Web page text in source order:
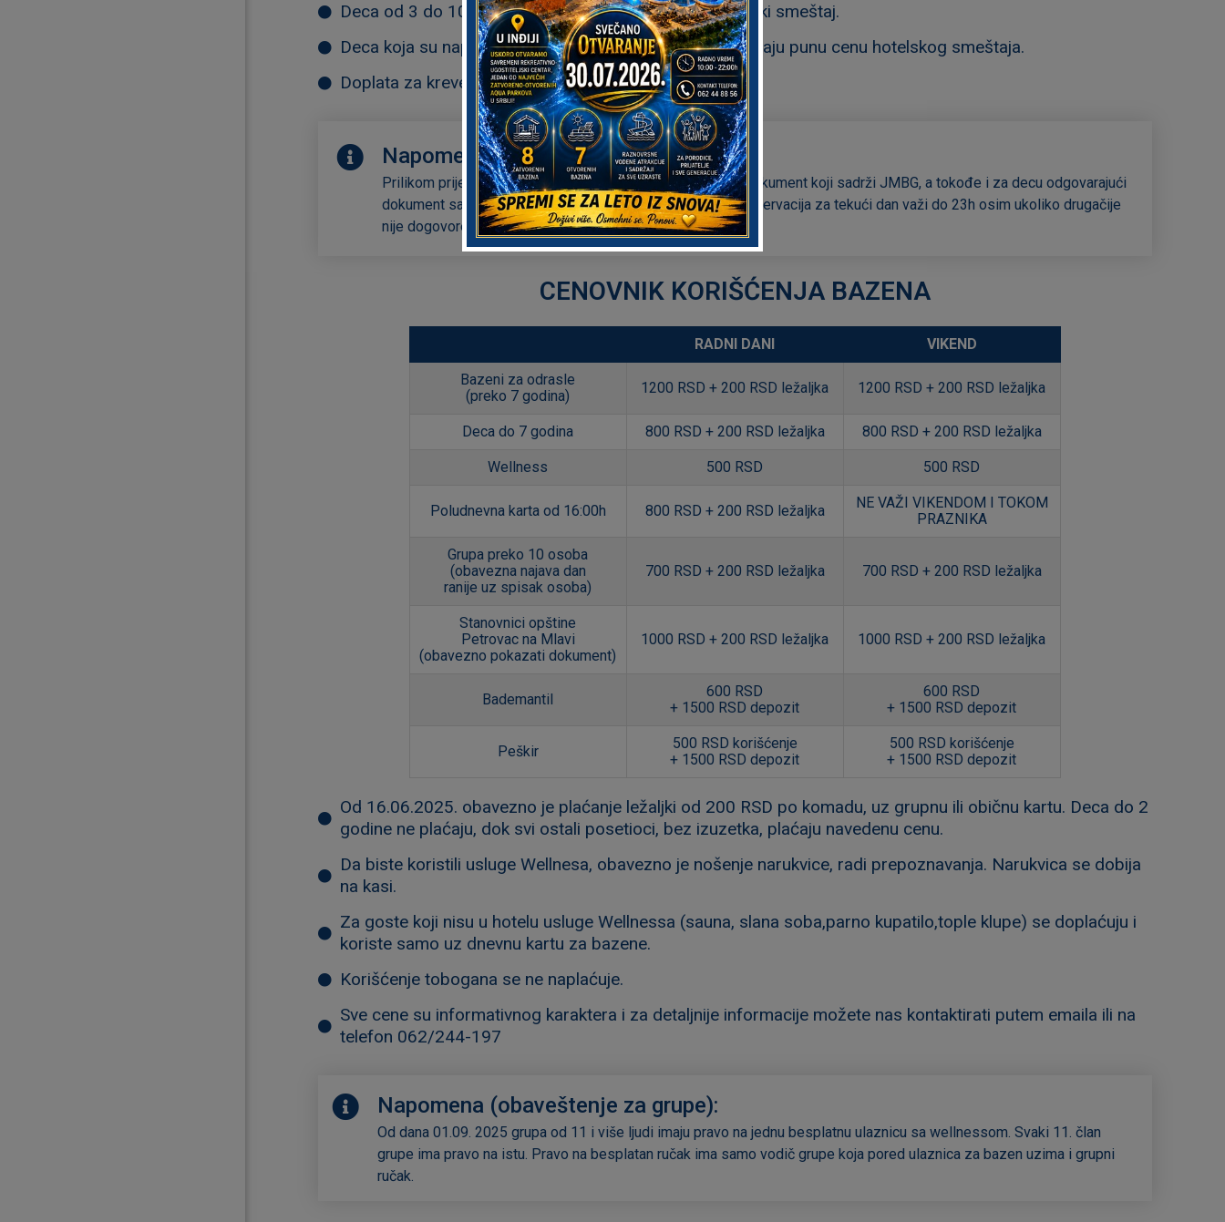
Deca od 3 do 10 godina - imaju 50% popusta na hotelski smeštaj.
Deca koja su napunila 10 godina, kao i starija deca, plaćaju punu cenu hotelskog smeštaja.
Doplata za krevetac 1200 rsd
Napomena
Prilikom prijema na recepciji potrebno je da gosti pokažu dokument koji sadrži JMBG, a tokođe i za decu odgovarajući
dokument sa JMBG-om (pasoš ili zdravstvena knjižica). Rezervacija za tekući dan važi do 23h osim ukoliko drugačije
nije dogovoreno prilikom rezervisanja smeštaja.
CENOVNIK KORIŠĆENJA BAZENA
RADNI DANI VIKEND
Bazeni za odrasle
(preko 7 godina)
1200 RSD + 200 RSD ležaljka 1200 RSD + 200 RSD ležaljka
Deca do 7 godina 800 RSD + 200 RSD ležaljka 800 RSD + 200 RSD ležaljka
Wellness 500 RSD 500 RSD
Poludnevna karta od 16:00h 800 RSD + 200 RSD ležaljka
NE VAŽI VIKENDOM I TOKOM
PRAZNIKA
Grupa preko 10 osoba
(obavezna najava dan
ranije uz spisak osoba)
700 RSD + 200 RSD ležaljka 700 RSD + 200 RSD ležaljka
Stanovnici opštine
Petrovac na Mlavi
(obavezno pokazati dokument)
1000 RSD + 200 RSD ležaljka 1000 RSD + 200 RSD ležaljka
Bademantil
600 RSD
+ 1500 RSD depozit
600 RSD
+ 1500 RSD depozit
Peškir
500 RSD korišćenje
+ 1500 RSD depozit
500 RSD korišćenje
+ 1500 RSD depozit
Od 16.06.2025. obavezno je plaćanje ležaljki od 200 RSD po komadu, uz grupnu ili običnu kartu. Deca do 2
godine ne plaćaju, dok svi ostali posetioci, bez izuzetka, plaćaju navedenu cenu.
Da biste koristili usluge Wellnesa, obavezno je nošenje narukvice, radi prepoznavanja. Narukvica se dobija
na kasi.
Za goste koji nisu u hotelu usluge Wellnessa (sauna, slana soba,parno kupatilo,tople klupe) se doplaćuju i
koriste samo uz dnevnu kartu za bazene.
Korišćenje tobogana se ne naplaćuje.
Sve cene su informativnog karaktera i za detaljnije informacije možete nas kontaktirati putem emaila ili na
telefon 062/244-197
Napomena (obaveštenje za grupe):
Od dana 01.09. 2025 grupa od 11 i više ljudi imaju pravo na jednu besplatnu ulaznicu sa wellnessom. Svaki 11. član
grupe ima pravo na istu. Pravo na besplatan ručak ima samo vodič grupe koja pored ulaznica za bazen uzima i grupni
ručak.